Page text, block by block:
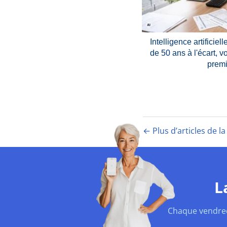
Intelligence
de 50 ans à l'écart,
← Plus d’articles de
Chaque